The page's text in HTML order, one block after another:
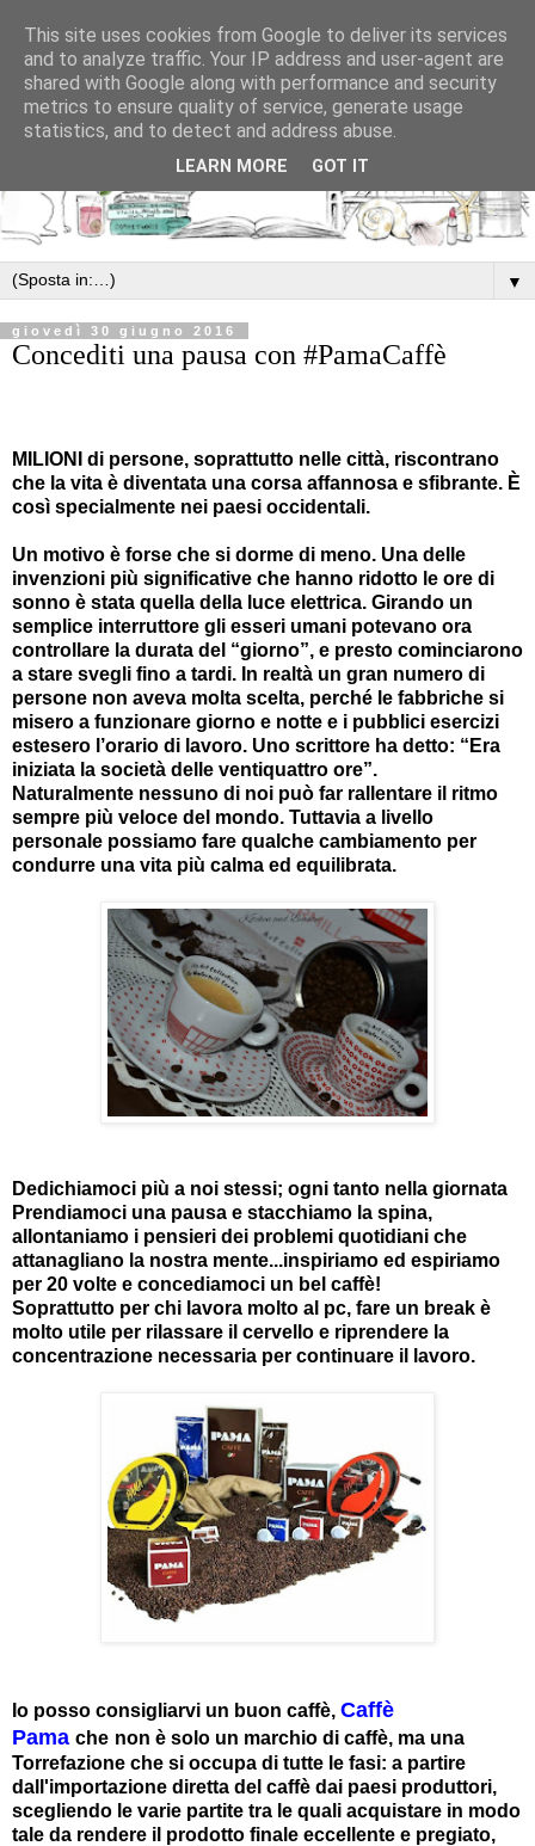
▼
giovedì 30 giugno 2016
Concediti una pausa con #PamaCaffè
MILIONI di persone, soprattutto nelle città, riscontrano
che la vita è diventata una corsa affannosa e sfibrante. È
così specialmente nei paesi occidentali.
Un motivo è forse che si dorme di meno. Una delle
invenzioni più significative che hanno ridotto le ore di
sonno è stata quella della luce elettrica. Girando un
semplice interruttore gli esseri umani potevano ora
controllare la durata del “giorno”, e presto cominciarono
a stare svegli fino a tardi. In realtà un gran numero di
persone non aveva molta scelta, perché le fabbriche si
misero a funzionare giorno e notte e i pubblici esercizi
estesero l’orario di lavoro. Uno scrittore ha detto: “Era
iniziata la società delle ventiquattro ore”.
Naturalmente nessuno di noi può far rallentare il ritmo
sempre più veloce del mondo. Tuttavia a livello
personale possiamo fare qualche cambiamento per
condurre una vita più calma ed equilibrata.
Dedichiamoci più a noi stessi; ogni tanto nella giornata
Prendiamoci una pausa e stacchiamo la spina,
allontaniamo i pensieri dei problemi quotidiani che
attanagliano la nostra mente...inspiriamo ed espiriamo
per 20 volte e concediamoci un bel caffè!
Soprattutto per chi lavora molto al pc, fare un break è
molto utile per rilassare il cervello e riprendere la
concentrazione necessaria per continuare il lavoro.
Io posso consigliarvi un buon caffè, Caffè
Pama che non è solo un marchio di caffè, ma una
Torrefazione che si occupa di tutte le fasi: a partire
dall'importazione diretta del caffè dai paesi produttori,
scegliendo le varie partite tra le quali acquistare in modo
tale da rendere il prodotto finale eccellente e pregiato,
This site uses cookies from Google to deliver its services
and to analyze traffic. Your IP address and user-agent are
shared with Google along with performance and security
metrics to ensure quality of service, generate usage
statistics, and to detect and address abuse.
LEARN MORE GOT IT